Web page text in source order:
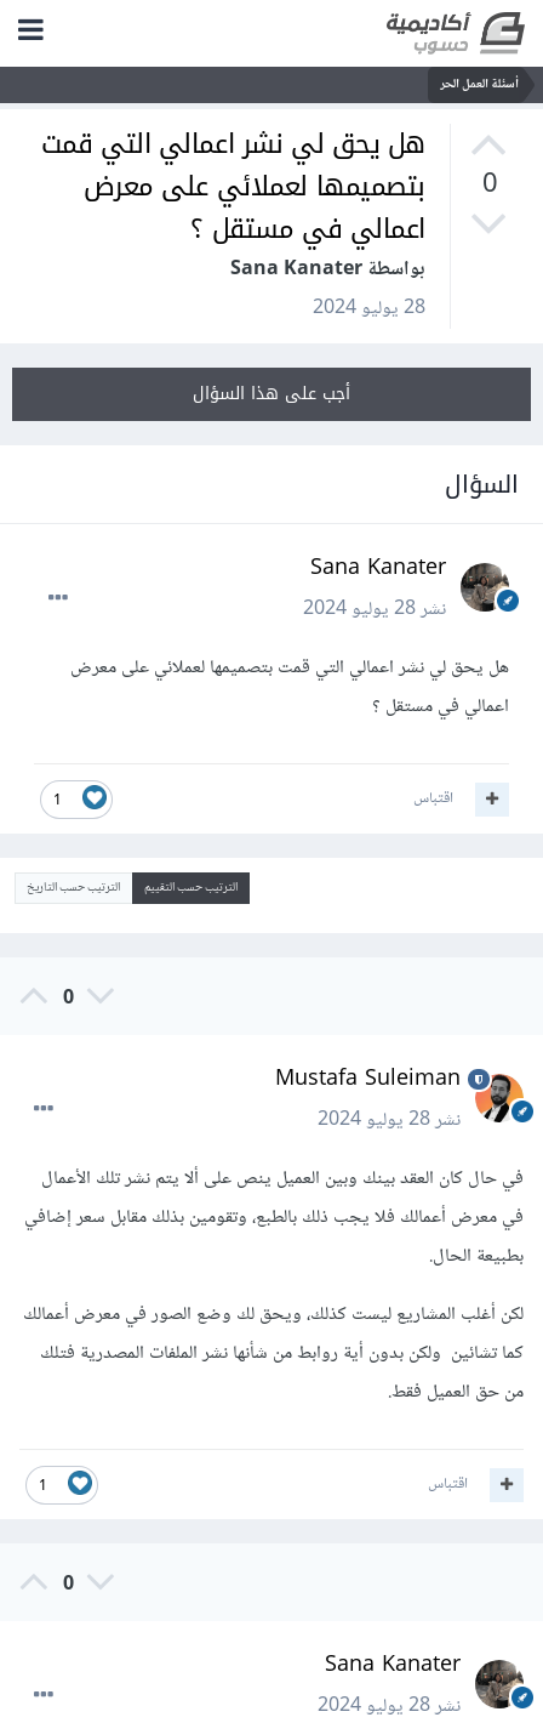
أسئلة العمل الحر
0
هل يحق لي نشر اعمالي التي قمت
بتصميمها لعملائي على معرض
اعمالي في مستقل ؟
بواسطة Sana Kanater
28 يوليو 2024
أجب على هذا السؤال
السؤال
Sana Kanater
نشر28 يوليو 2024
هل يحق لي نشر اعمالي التي قمت بتصميمها لعملائي على معرض
اعمالي في مستقل ؟
1 اقتباس
الترتيب حسب التقييم الترتيب حسب التاريخ
0
Mustafa Suleiman
نشر28 يوليو 2024
في حال كان العقد بينك وبين العميل ينص على ألا يتم نشر تلك الأعمال
في معرض أعمالك فلا يجب ذلك بالطبع، وتقومين بذلك مقابل سعر إضافي
بطبيعة الحال.
لكن أغلب المشاريع ليست كذلك، ويحق لك وضع الصور في معرض أعمالك
كما تشائين ولكن بدون أية روابط من شأنها نشر الملفات المصدرية فتلك
من حق العميل فقط.
1 اقتباس
0
Sana Kanater
نشر28 يوليو 2024